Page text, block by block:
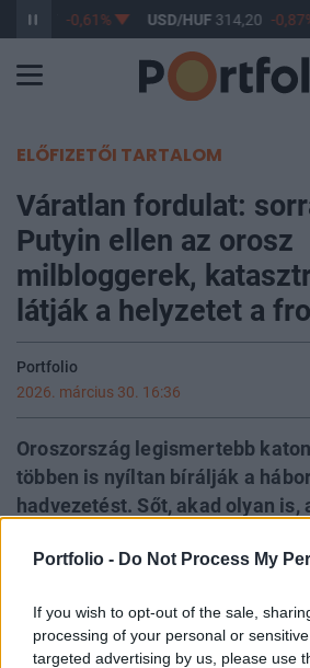
Portfolio - Do Not Process My
If you wish to opt-out of the sale,
processing of your personal or
targeted advertising by us, please use
363,17 -0,61% USD/HUF314,20 -
ELŐFIZETŐI TARTALOM
Váratlan fordulat:
Putyin ellen az orosz
milbloggerek,
látják a helyzetet a
Portfolio
2026. március 30. 16:36
Oroszország legismertebb
többen is nyíltan bírálják a
hadvezetést. Sőt, akad olyan is,
az ukrán összeomlást jósló
erők harcászati
az orosz hadsereget - közölte a